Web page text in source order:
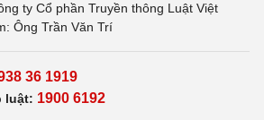
ty Cổ phần Truyền thông Luật Việt
Ông Trần Văn Trí
36 1919
luật: 1900 6192